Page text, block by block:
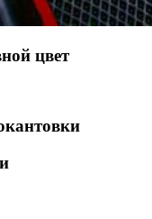
цвет